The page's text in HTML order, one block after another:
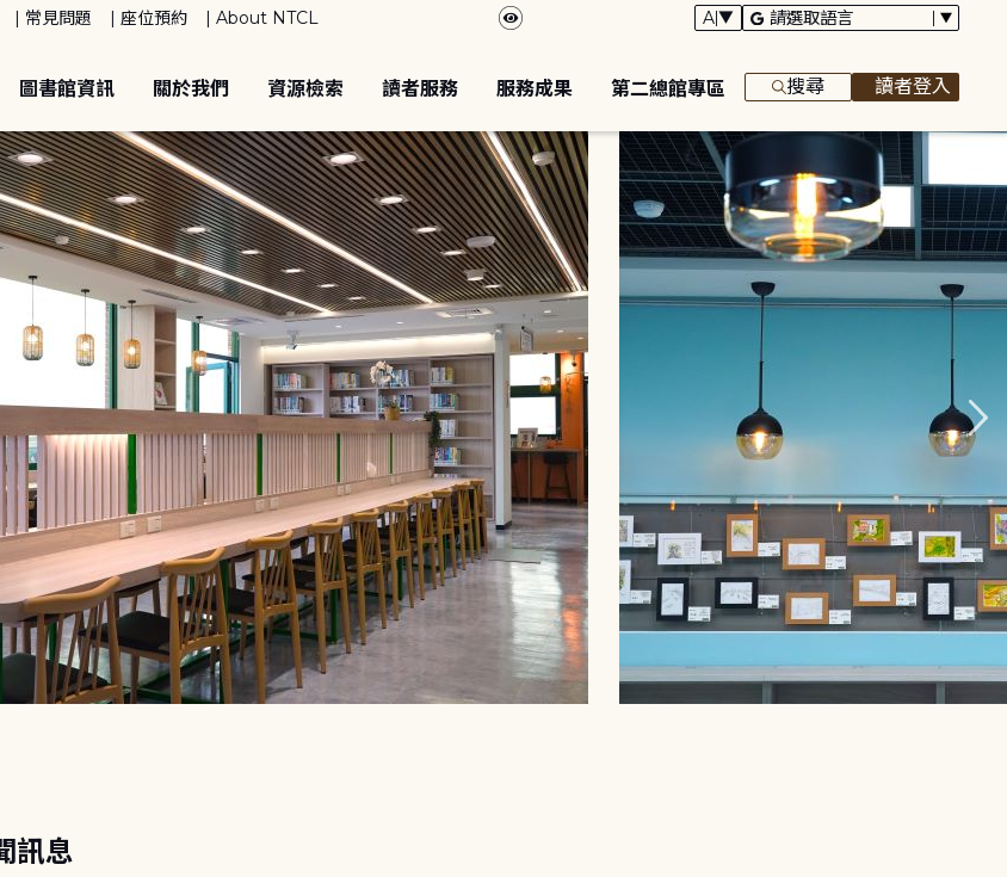
常見問題 座位預約 About NTCL
圖書館資訊 關於我們 資源檢索 讀者服務 服務成果 第二總館專區 搜尋 讀者登入
訊息